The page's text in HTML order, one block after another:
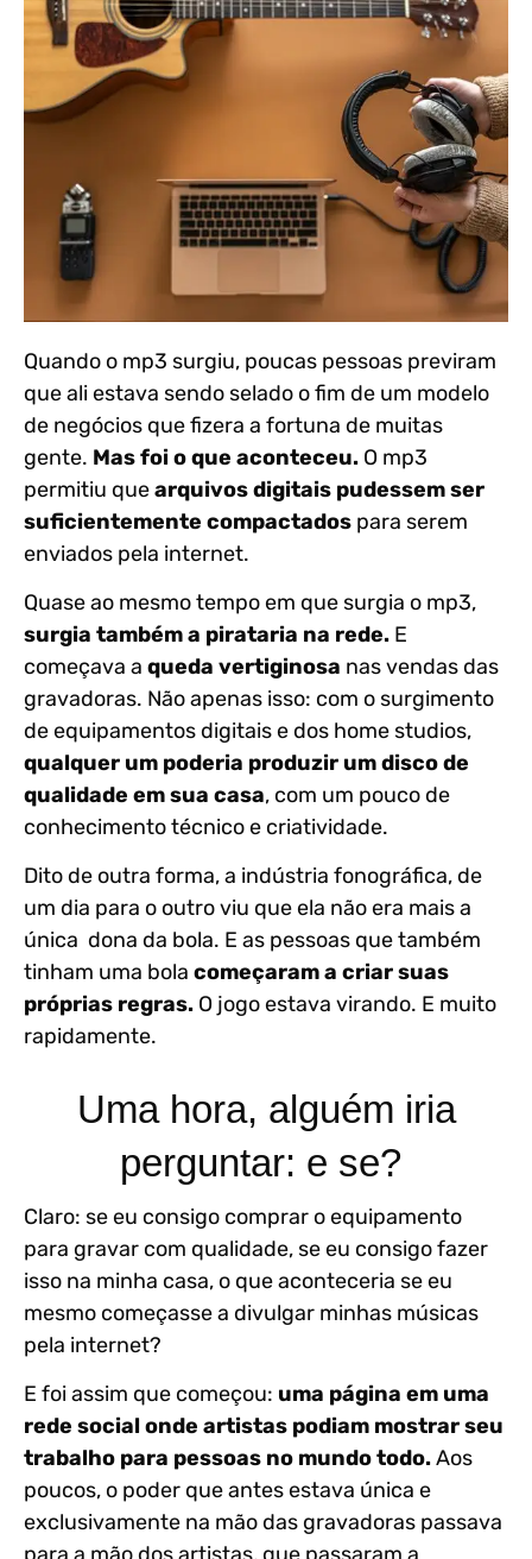
Quando o mp3 surgiu, poucas pessoas previram
que ali estava sendo selado o fim de um modelo
de negócios que fizera a fortuna de muitas
gente. Mas foi o que aconteceu. O mp3
permitiu quearquivos digitais pudessem ser
suficientemente compactados para serem
enviados pela internet.
Quase ao mesmo tempo em que surgia o mp3,
surgia também a pirataria na rede. E
começava a queda vertiginosa nas vendas das
gravadoras. Não apenas isso: com o surgimento
de equipamentos digitais e dos home studios,
qualquer um poderia produzir um disco de
qualidade em sua casa, com um pouco de
conhecimento técnico e criatividade.
Dito de outra forma, a indústria fonográfica, de
um dia para o outro viu que ela não era mais a
única dona da bola. E as pessoas que também
tinham uma bola começaram a criar suas
próprias regras. O jogo estava virando. E muito
rapidamente.
Uma hora, alguém iria
perguntar: e se?
Claro: se eu consigo comprar o equipamento
para gravar com qualidade, se eu consigo fazer
isso na minha casa, o que aconteceria se eu
mesmo começasse a divulgar minhas músicas
pela internet?
E foi assim que começou: uma página em uma
rede social onde artistas podiam mostrar seu
trabalho para pessoas no mundo todo.Aos
poucos, o poder que antes estava única e
exclusivamente na mão das gravadoras passava